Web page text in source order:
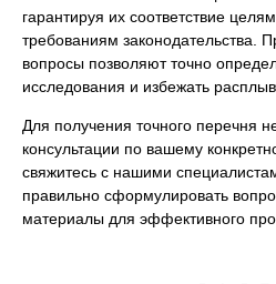
гарантируя их соответствие
требованиям законодательства.
вопросы позволяют точно
исследования и избежать
Для получения точного перечня
консультации по вашему
свяжитесь с нашими
правильно сформулировать
материалы для эффективного